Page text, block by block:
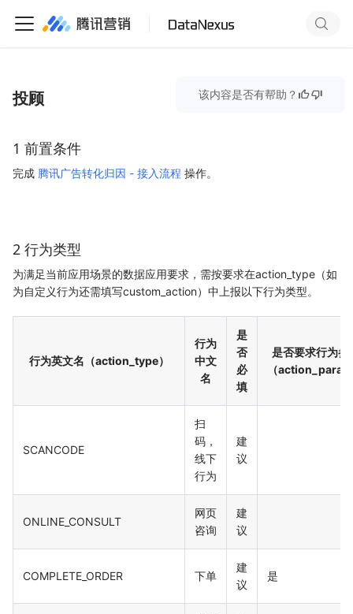
该内容是否有帮助？
投顾
1 前置条件
完成 腾讯广告转化归因 - 接入流程 操作。
2 行为类型
为满足当前应用场景的数据应用要求，需按要求在action_type（如
为自定义行为还需填写custom_action）中上报以下行为类型。
行为英文名（action_type）
行为
中文
名
是
否
必
填
是否要求行为参
（
SCANCODE
扫
码，
线下
行为
建
议
ONLINE_CONSULT
网页
咨询
建
议
COMPLETE_ORDER 下单
建
议
是